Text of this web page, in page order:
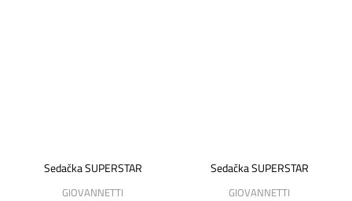
Sedačka SUPERSTAR
GIOVANNETTI
Sedačka SUPERSTAR
GIOVANNETTI